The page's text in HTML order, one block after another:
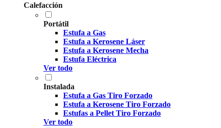
Calefacción
Portátil
Estufa a Gas
Estufa a Kerosene Láser
Estufa a Kerosene Mecha
Estufa Eléctrica
Ver todo
Instalada
Estufa a Gas Tiro Forzado
Estufa a Kerosene Tiro Forzado
Estufas a Pellet Tiro Forzado
Ver todo